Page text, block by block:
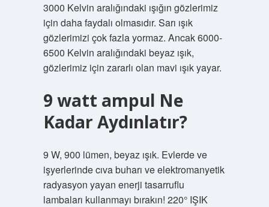
3000 Kelvin aralığındaki ışığın gözlerimiz
için daha faydalı olmasıdır. Sarı ışık
gözlerimizi çok fazla yormaz. Ancak 6000-
6500 Kelvin aralığındaki beyaz ışık,
gözlerimiz için zararlı olan mavi ışık yayar.
9 watt ampul Ne
Kadar Aydınlatır?
9 W, 900 lümen, beyaz ışık. Evlerde ve
işyerlerinde cıva buharı ve elektromanyetik
radyasyon yayan enerji tasarruflu
lambaları kullanmayı bırakın! 220° IŞIK